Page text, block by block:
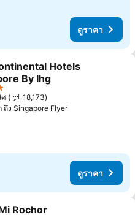
ดูราคา
มในรายการโปรด
Hotels
By Ihg
ศ
18,173
ถึง Singapore Flyer
ดูราคา
ในรายการโปรด
Rochor